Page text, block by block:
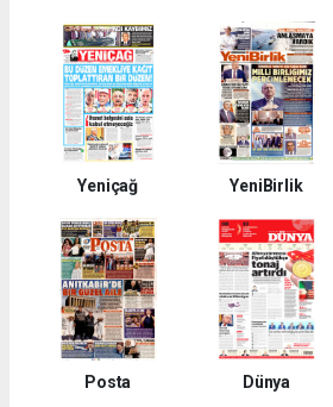
Yeniçağ YeniBirlik
Posta Dünya